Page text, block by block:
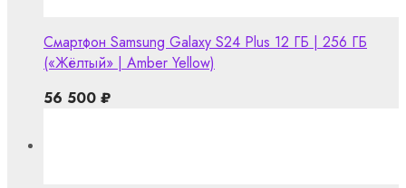
Смартфон Samsung Galaxy S24 Plus 12 ГБ | 256 ГБ
(«Жёлтый» | Amber Yellow)
56 500 ₽